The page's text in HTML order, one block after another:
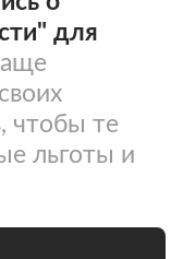
для
чтобы те
льготы и